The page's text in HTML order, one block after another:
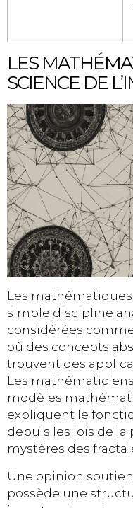
LES
SCIENCE DE
Les
simple discipline
considérées
où des concepts
trouvent des
Les
modèles
expliquent le
depuis les lois de la
mystères des
Une opinion
possède une